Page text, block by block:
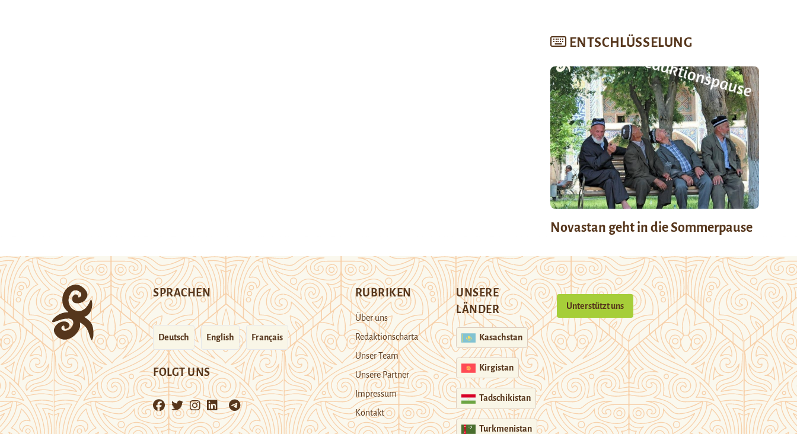
ENTSCHLÜSSELUNG
Novastan geht in die Sommerpause
SPRACHEN
Deutsch English Français
FOLGT UNS
RUBRIKEN
Über uns
Redaktionscharta
Unser Team
Unsere Partner
Impressum
Kontakt
UNSERE
LÄNDER
Kasachstan
Kirgistan
Tadschikistan
Turkmenistan
Unterstützt uns